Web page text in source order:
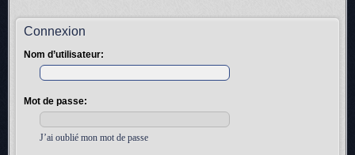
Connexion
Nom d’utilisateur:
Mot de passe:
J’ai oublié mon mot de passe